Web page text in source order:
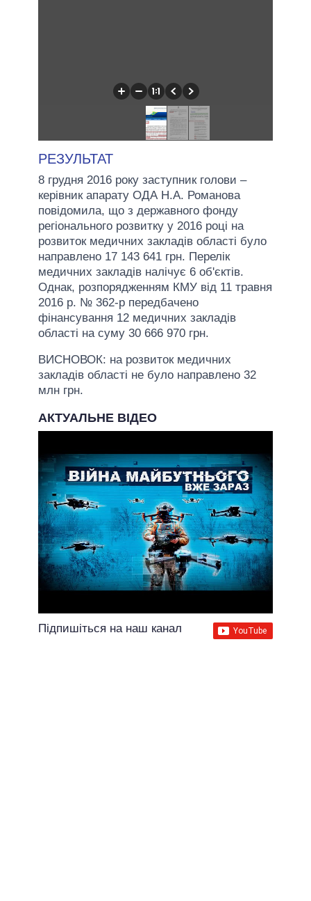
РЕЗУЛЬТАТ
8 грудня 2016 року заступник голови –
керівник апарату ОДА Н.А. Романова
повідомила, що з державного фонду
регіонального розвитку у 2016 році на
розвиток медичних закладів області було
направлено 17 143 641 грн. Перелік
медичних закладів налічує 6 об'єктів.
Однак, розпорядженням КМУ від 11 травня
2016 р. № 362-р передбачено
фінансування 12 медичних закладів
області на суму 30 666 970 грн.
ВИСНОВОК: на розвиток медичних
закладів області не було направлено 32
млн грн.
АКТУАЛЬНЕ ВІДЕО
Підпишіться на наш канал